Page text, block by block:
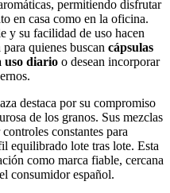
permitiendo disfrutar
en casa como en la oficina.
y su facilidad de uso hacen
quienes buscan cápsulas
uso diario o desean incorporar
destaca por su compromiso
de los granos. Sus mezclas
constantes para
equilibrado lote tras lote. Esta
como marca fiable, cercana
consumidor español.